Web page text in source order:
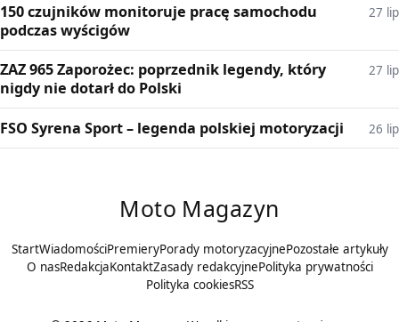
150 czujników monitoruje pracę samochodu
podczas wyścigów
27 lip
ZAZ 965 Zaporożec: poprzednik legendy, który
nigdy nie dotarł do Polski
27 lip
FSO Syrena Sport – legenda polskiej motoryzacji 26 lip
Moto Magazyn
StartWiadomościPremieryPorady motoryzacyjnePozostałe artykuły
O nasRedakcjaKontaktZasady redakcyjnePolityka prywatności
Polityka cookiesRSS